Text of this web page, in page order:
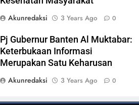
Akunredaksi
3 Years Ago 0
Pj Gubernur Banten Al Muktabar:
Keterbukaan Informasi
Merupakan Satu Keharusan
Akunredaksi
3 Years Ago 0